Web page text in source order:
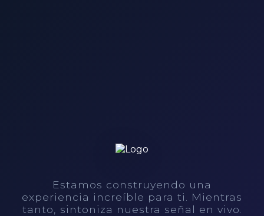
Estamos construyendo una
experiencia increíble para ti. Mientras
tanto, sintoniza nuestra señal en vivo.